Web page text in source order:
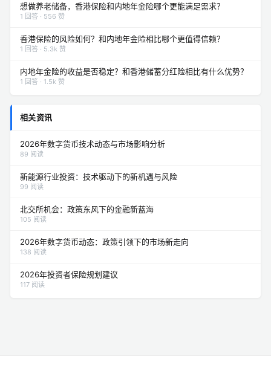
想做养老储备，香港保险和内地年金险哪个更能满足需求？
1 回答 · 556 赞
香港保险的风险如何？和内地年金险相比哪个更值得信赖？
1 回答 · 5.3k 赞
内地年金险的收益是否稳定？和香港储蓄分红险相比有什么优势？
1 回答 · 1.5k 赞
相关资讯
2026年数字货币技术动态与市场影响分析
89 阅读
新能源行业投资：技术驱动下的新机遇与风险
99 阅读
北交所机会：政策东风下的金融新蓝海
105 阅读
2026年数字货币动态：政策引领下的市场新走向
138 阅读
2026年投资者保险规划建议
117 阅读